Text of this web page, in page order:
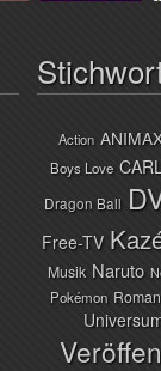
Action
Boys Love
Dragon Ball
Free-TV
Musik Naruto
Pokémon